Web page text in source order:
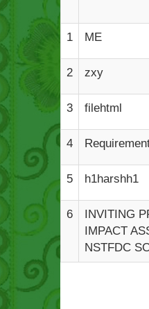
1 ME
2 zxy
3 filehtml
4
5 h1harshh1
6
INVITING
IMPACT
NSTFDC